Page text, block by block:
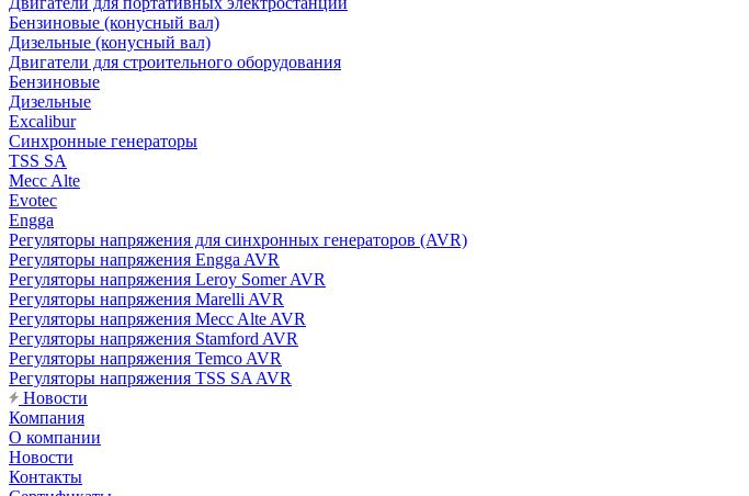
Бензиновые (конусный вал)
Дизельные (конусный вал)
Двигатели для строительного оборудования
Бензиновые
Дизельные
Excalibur
Синхронные генераторы
TSS SA
Mecc Alte
Evotec
Engga
Регуляторы напряжения для синхронных генераторов (AVR)
Регуляторы напряжения Engga AVR
Регуляторы напряжения Leroy Somer AVR
Регуляторы напряжения Marelli AVR
Регуляторы напряжения Mecc Alte AVR
Регуляторы напряжения Stamford AVR
Регуляторы напряжения Temco AVR
Регуляторы напряжения TSS SA AVR
Новости
Компания
О компании
Новости
Контакты